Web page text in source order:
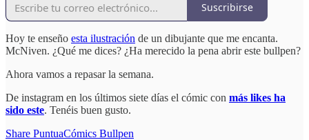
Suscribirse
Hoy te enseño esta ilustración de un dibujante que me encanta.
McNiven. ¿Qué me dices? ¿Ha merecido la pena abrir este bullpen?
Ahora vamos a repasar la semana.
De instagram en los últimos siete días el cómic con más likes ha
sido este. Tenéis buen gusto.
Share PuntuaCómics Bullpen